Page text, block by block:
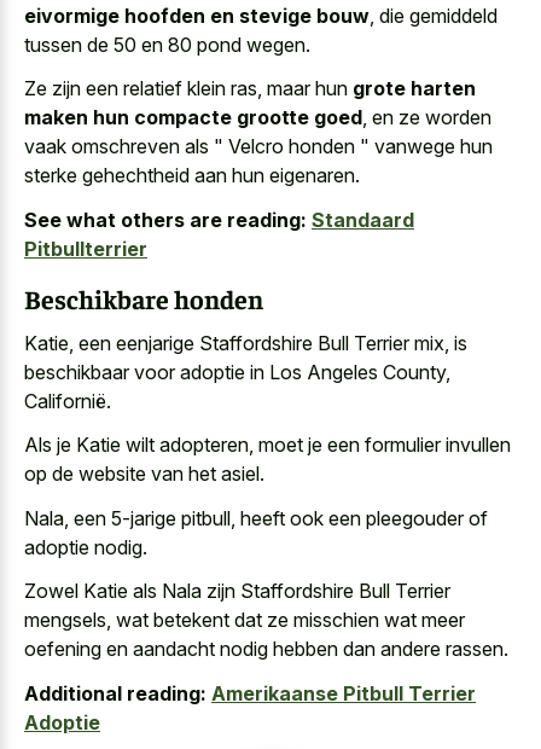
eivormige hoofden en stevige bouw , die gemiddeld
tussen de 50 en 80 pond wegen.
Ze zijn een relatief klein ras, maar hun grote harten
maken hun compacte grootte goed, en ze worden
vaak omschreven als " Velcro honden " vanwege hun
sterke gehechtheid aan hun eigenaren.
See what others are reading: Standaard
Pitbullterrier
Beschikbare honden
Katie, een eenjarige Staffordshire Bull Terrier mix, is
beschikbaar voor adoptie in Los Angeles County,
Californië.
Als je Katie wilt adopteren, moet je een formulier invullen
op de website van het asiel.
Nala, een 5-jarige pitbull, heeft ook een pleegouder of
adoptie nodig.
Zowel Katie als Nala zijn Staffordshire Bull Terrier
mengsels, wat betekent dat ze misschien wat meer
oefening en aandacht nodig hebben dan andere rassen.
Additional reading: Amerikaanse Pitbull Terrier
Adoptie